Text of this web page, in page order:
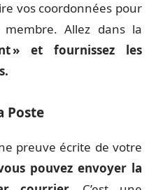
vos coordonnées pour
Allez dans la
» et fournissez les
Poste
preuve écrite de votre
pouvez envoyer la